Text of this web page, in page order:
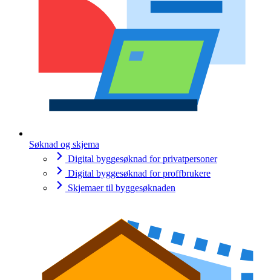
Søknad og skjema
Digital byggesøknad for privatpersoner
Digital byggesøknad for proffbrukere
Skjemaer til byggesøknaden